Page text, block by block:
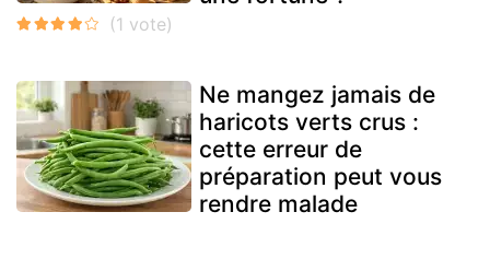
Ne mangez jamais de
haricots verts crus :
cette erreur de
préparation peut vous
rendre malade